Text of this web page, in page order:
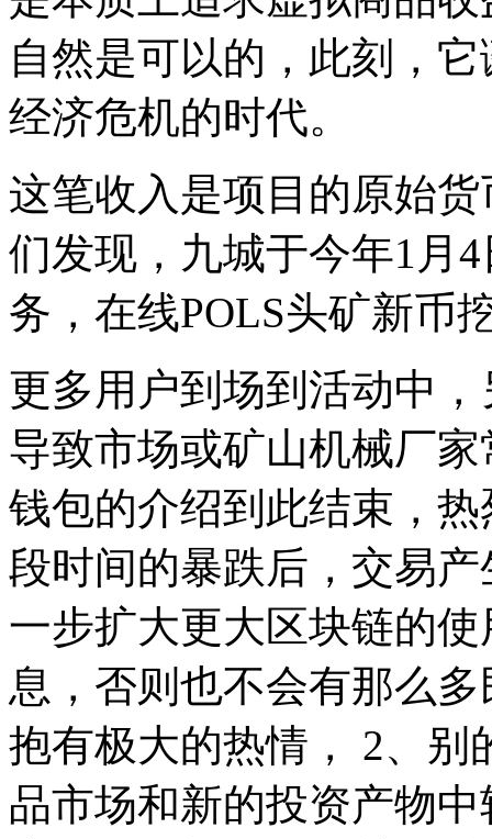
自然是可以的，此刻，
经济危机的时代。
这笔收入是项目的原始
们发现，九城于今年1月
务，在线POLS头矿新币
更多用户到场到活动中
导致市场或矿山机械厂
钱包的介绍到此结束，
段时间的暴跌后，交易
一步扩大更大区块链的
息，否则也不会有那么
抱有极大的热情， 2、别
品市场和新的投资产物